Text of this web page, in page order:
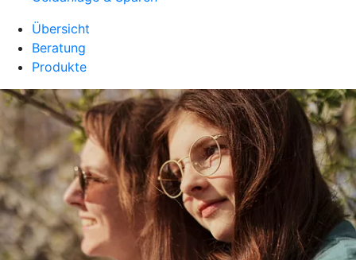
Übersicht
Beratung
Produkte